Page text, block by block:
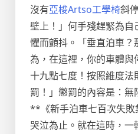
沒有亞梭Artso工學椅斜
壁上！」何手殘趕緊為
懼而顫抖。「垂直泊車？
為，在這裡，你的車體
十九點七度！按照維度
罰！」懲罰的內容是：無
**《新手泊車七百次失敗
哭泣為止。就在這時，一